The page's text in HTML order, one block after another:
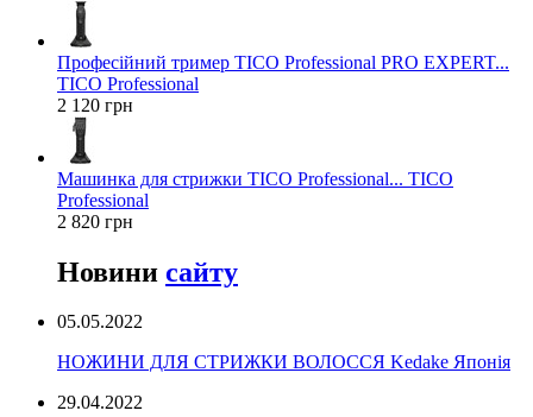
Професійний тример TICO Professional PRO EXPERT...
TICO Professional
2 120 грн
Машинка для стрижки TICO Professional... TICO
Professional
2 820 грн
Новини сайту
05.05.2022
НОЖИНИ ДЛЯ СТРИЖКИ ВОЛОССЯ Kedake Японія
29.04.2022